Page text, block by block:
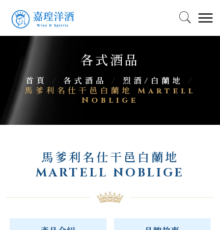
各式酒品
首頁 / 各式酒品 / 烈酒/白蘭地
/
馬爹利名仕干邑白蘭地 Martell
Noblige
馬爹利名仕干邑白蘭地
MARTELL NOBLIGE